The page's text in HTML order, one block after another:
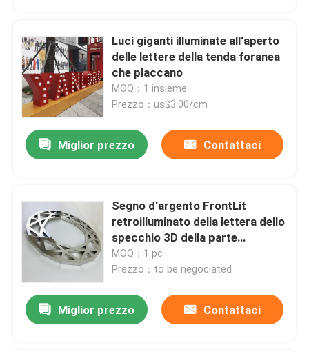
Luci giganti illuminate all'aperto
delle lettere della tenda foranea
che placcano
MOQ：1 insieme
Prezzo：us$3.00/cm
Miglior prezzo Contattaci
Segno d'argento FrontLit
retroilluminato della lettera dello
specchio 3D della parte
anteriore del deposito di
Customzied
MOQ：1 pc
Prezzo：to be negociated
Miglior prezzo Contattaci